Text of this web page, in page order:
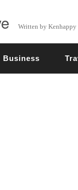
Written by Kenhappy
Business